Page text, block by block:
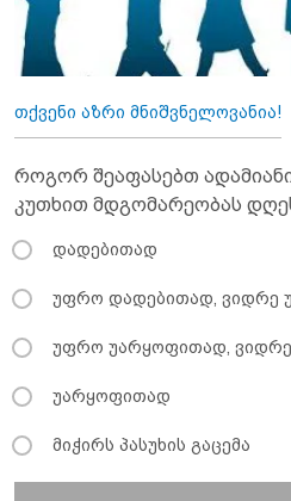
თქვენი აზრი მნიშვნელოვანია!
როგორ შეაფასებთ
კუთხით მდგომარეობას
დადებითად
უფრო დადებითად, ვიდრე
უფრო უარყოფითად,
უარყოფითად
მიჭირს პასუხის გაცემა